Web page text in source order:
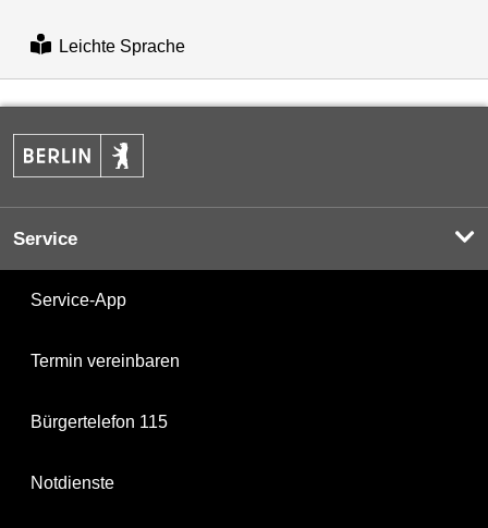
Leichte Sprache
Service
Service-App
Termin vereinbaren
Bürgertelefon 115
Notdienste